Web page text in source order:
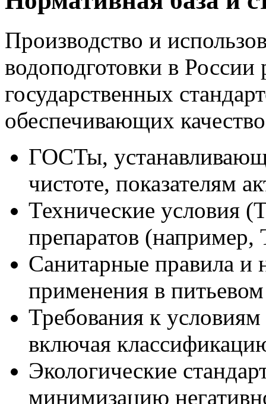
Производство и
водоподготовки в России
государственных
обеспечивающих
ГОСТы,
чистоте, показателям
Технические условия
препаратов
Санитарные правила
применения в
Требования к
включая
Экологические
минимизацию